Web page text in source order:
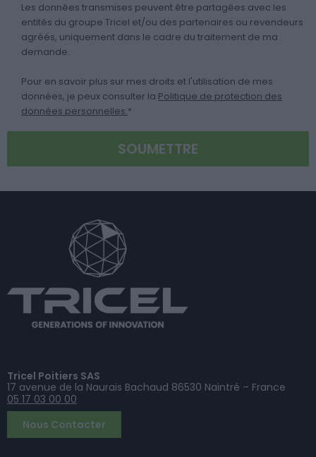
Les données transmises peuvent être partagées avec les
entités du groupe Tricel et/ou des partenaires ou revendeurs
agréés, uniquement dans le cadre du traitement de ma
demande.
Pour en savoir plus sur mes droits et l'utilisation de mes
données, je peux consulter la Politique de protection des
données personnelles.*
Tricel Poitiers SAS
17 avenue de la Naurais Bachaud 86530 Naintré – France
05 17 03 00 00
Nous Contacter